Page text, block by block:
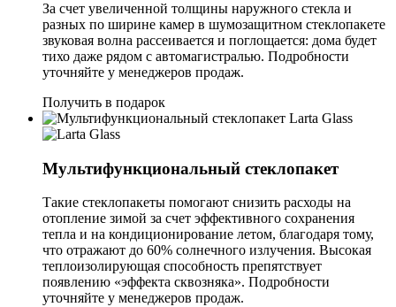
За счет увеличенной толщины наружного стекла и
разных по ширине камер в шумозащитном стеклопакете
звуковая волна рассеивается и поглощается: дома будет
тихо даже рядом с автомагистралью. Подробности
уточняйте у менеджеров продаж.
Получить в подарок
Мультифункциональный стеклопакет
Такие стеклопакеты помогают снизить расходы на
отопление зимой за счет эффективного сохранения
тепла и на кондиционирование летом, благодаря тому,
что отражают до 60% солнечного излучения. Высокая
теплоизолирующая способность препятствует
появлению «эффекта сквозняка». Подробности
уточняйте у менеджеров продаж.